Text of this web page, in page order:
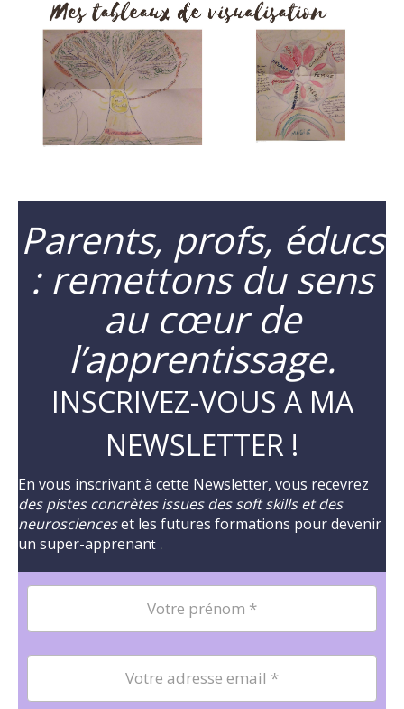
Parents, profs, éducs
: remettons du sens
au cœur de
l’apprentissage.
INSCRIVEZ-VOUS A MA
NEWSLETTER !
En vous inscrivant à cette Newsletter, vous recevrez
des pistes concrètes issues des soft skills et des
neuroscienceset les futures formations pour devenir
un super-apprenant .